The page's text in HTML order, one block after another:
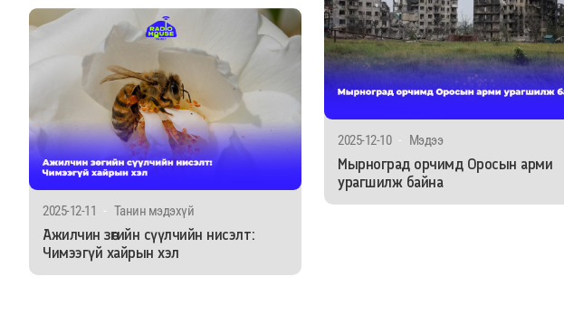
2025-12-11 - Танин мэдэхүй
Ажилчин зөгийн сүүлчийн нисэлт:
Чимээгүй хайрын хэл
2025-12-10 - Мэдээ
Мырноград орчимд Оросын арми
урагшилж байна